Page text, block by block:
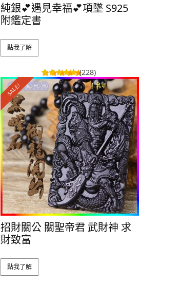
純銀💕遇見幸福💕項墜 S925
附鑑定書
點我了解
(228)
SALE!
招財關公 關聖帝君 武財神 求
財致富
點我了解